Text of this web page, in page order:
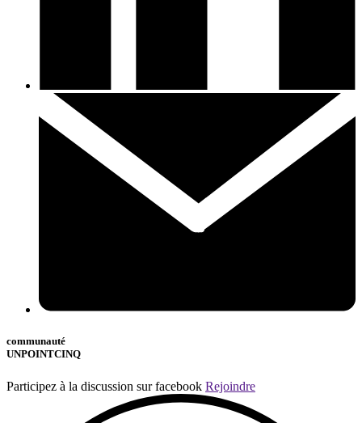
communauté
UNPOINTCINQ
Participez à la discussion sur facebook Rejoindre